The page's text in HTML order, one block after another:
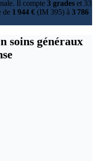
Il compte 3 grades et 33
de 1 944 € (IM 395) à 3 786
soins généraux